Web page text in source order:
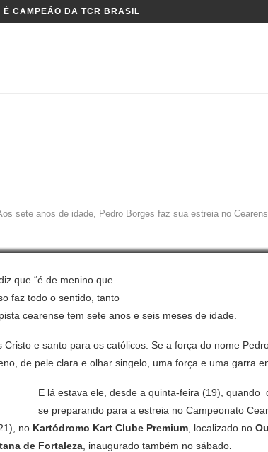
É CAMPEÃO DA TCR BRASIL
sete anos de idade, Pedro Borges faz sua estreia no
DE KART
que “é de menino que
faz todo o sentido, tanto
cearense tem sete anos e seis meses de idade.
e santo para os católicos. Se a força do nome
de pele clara e olhar singelo, uma força e uma garra
E lá estava ele, desde a quinta-feira (19), quando
se preparando para a estreia no Campeonato
no Kartódromo Kart Clube Premium , localizado no
de Fortaleza , inaugurado também no sábado.